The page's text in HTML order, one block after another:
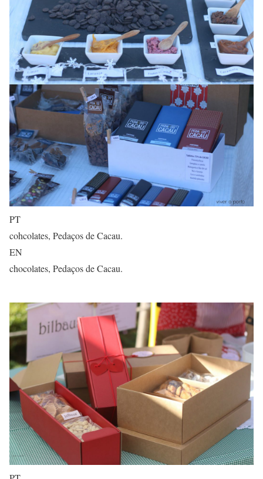
PT
cohcolates, Pedaços de Cacau.
EN
chocolates, Pedaços de Cacau.